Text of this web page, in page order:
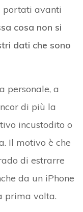
portati avanti
cosa non si
dati che sono
personale, a
di più la
incustodito o
Il motivo è che
di estrarre
da un iPhone
prima volta.